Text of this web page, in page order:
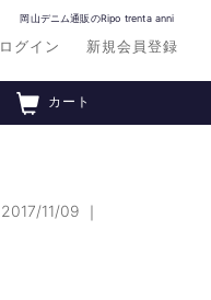
岡山デニム通販のRipo trenta anni
ログイン 新規会員登録
カート
2017/11/09 ｜